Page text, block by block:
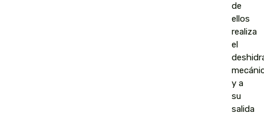
de
ellos
realiza
el
y a
su
salida